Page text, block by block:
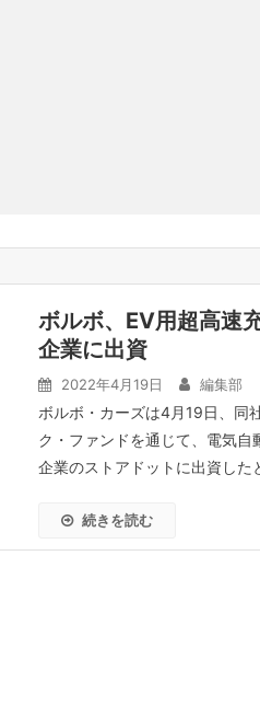
ボルボ、EV用超高速
企業に出資
2022年4月19日 編集部
ボルボ・カーズは4月19日、同
ク・ファンドを通じて、電気
企業のストアドットに出資し
続きを読む